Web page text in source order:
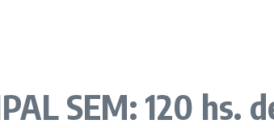
SEM: 120 hs.